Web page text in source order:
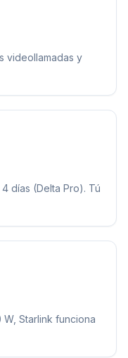
videollamadas y
días (Delta Pro). Tú
Starlink funciona